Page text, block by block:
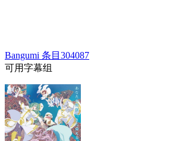
Bangumi 条目 304087
可用字幕组